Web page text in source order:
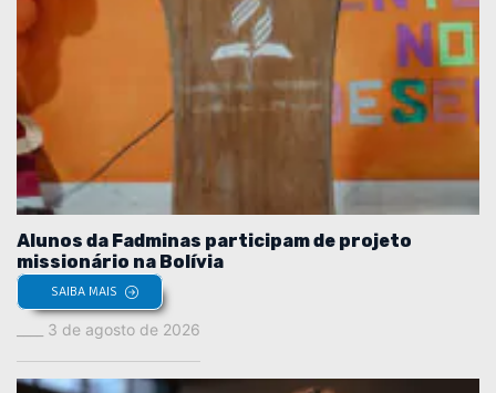
Alunos da Fadminas participam de projeto
missionário na Bolívia
SAIBA MAIS
3 de agosto de 2026